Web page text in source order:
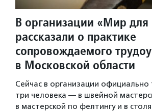
В организации «Мир для
рассказали о практике
сопровождаемого
в Московской области
Сейчас в организации официально
три человека — в швейной
в мастерской по фелтингу и в